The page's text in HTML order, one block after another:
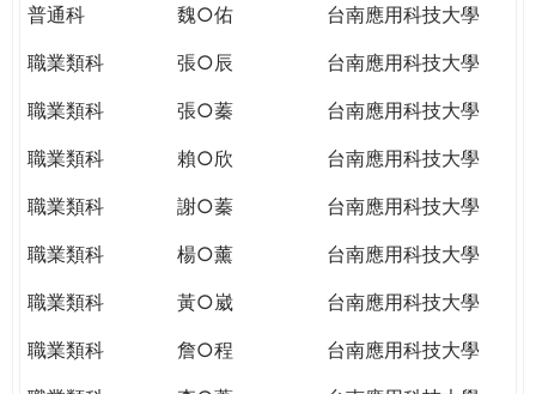
普通科
魏○佑
台南應用科技大學
職業類科
張○辰
台南應用科技大學
職業類科
張○蓁
台南應用科技大學
職業類科
賴○欣
台南應用科技大學
職業類科
謝○蓁
台南應用科技大學
職業類科
楊○薰
台南應用科技大學
職業類科
黃○崴
台南應用科技大學
職業類科
詹○程
台南應用科技大學